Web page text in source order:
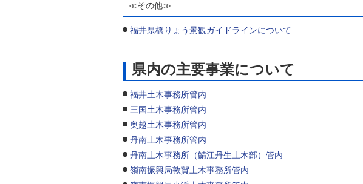
≪その他≫
福井県橋りょう景観ガイドラインについて
県内の主要事業について
福井土木事務所管内
三国土木事務所管内
奥越土木事務所管内
丹南土木事務所管内
丹南土木事務所（鯖江丹生土木部）管内
嶺南振興局敦賀土木事務所管内